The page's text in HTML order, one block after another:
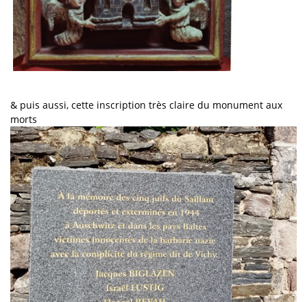
& puis aussi, cette inscription très claire du monument aux
morts